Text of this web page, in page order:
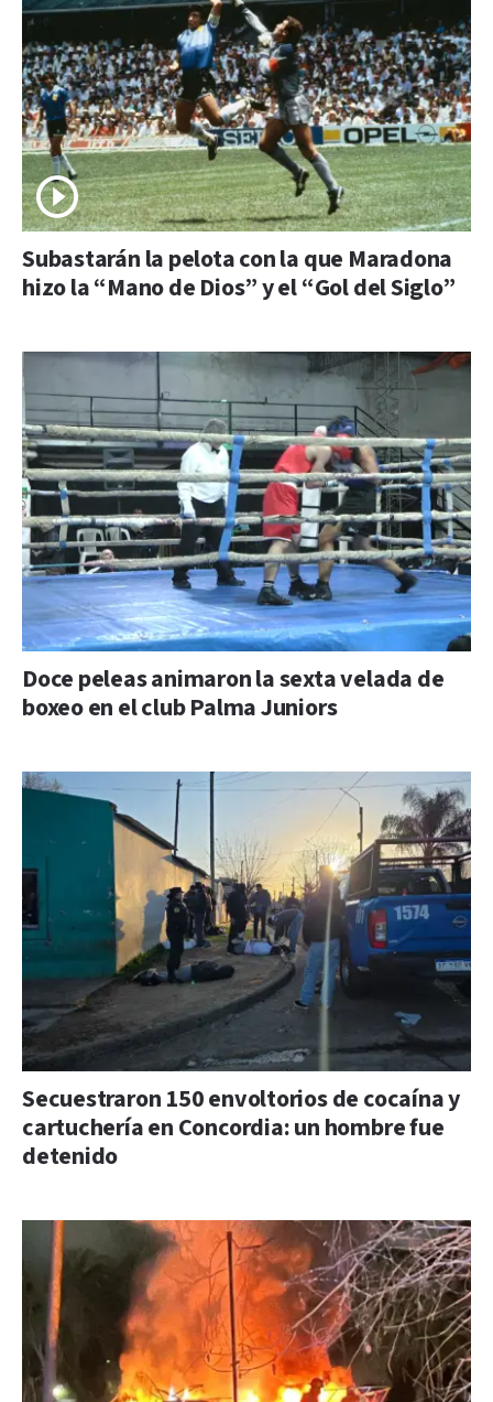
Subastarán la pelota con la que Maradona
hizo la “Mano de Dios” y el “Gol del Siglo”
Doce peleas animaron la sexta velada de
boxeo en el club Palma Juniors
Secuestraron 150 envoltorios de cocaína y
cartuchería en Concordia: un hombre fue
detenido